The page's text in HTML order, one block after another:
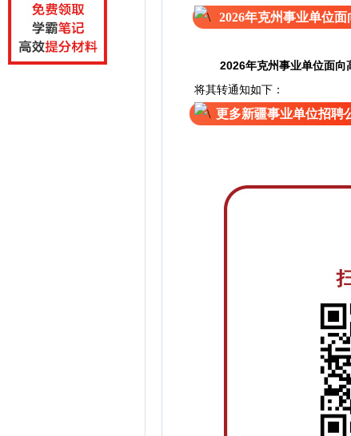
2026年克州事业单位
2026年克州事业单位面向
将其转通知如下：
更多新疆事业单位招聘